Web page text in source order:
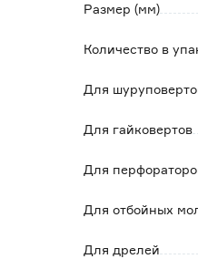
Размер (мм)
Количество в
Для
Для гайковертов
Для
Для отбойных
Для дрелей